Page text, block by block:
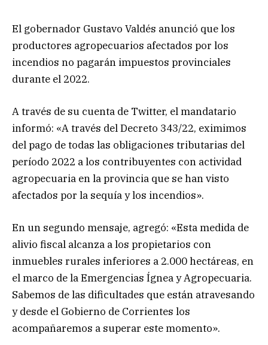
El gobernador Gustavo Valdés anunció que los
productores agropecuarios afectados por los
incendios no pagarán impuestos provinciales
durante el 2022.
A través de su cuenta de Twitter, el mandatario
informó: «A través del Decreto 343/22, eximimos
del pago de todas las obligaciones tributarias del
período 2022 a los contribuyentes con actividad
agropecuaria en la provincia que se han visto
afectados por la sequía y los incendios».
En un segundo mensaje, agregó: «Esta medida de
alivio fiscal alcanza a los propietarios con
inmuebles rurales inferiores a 2.000 hectáreas, en
el marco de la Emergencias Ígnea y Agropecuaria.
Sabemos de las dificultades que están atravesando
y desde el Gobierno de Corrientes los
acompañaremos a superar este momento».